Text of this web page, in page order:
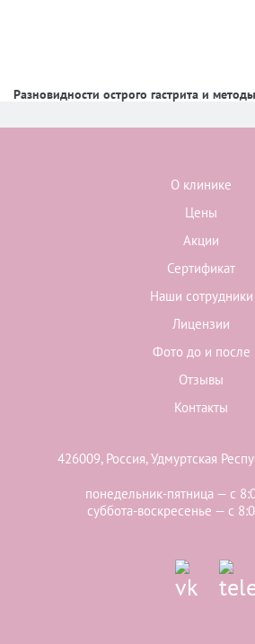
Разновидности острого гастрита и
О клинике
Цены
Акции
Сертификат
Наши сотрудники
Лицензии
Фото до и после
Отзывы
Контакты
426009, Россия, Удмуртская
понедельник-пятница — с
суббота-воскресенье — с